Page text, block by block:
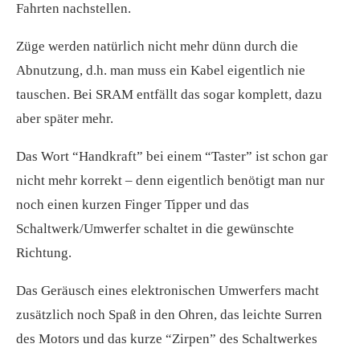
Fahrten nachstellen.
Züge werden natürlich nicht mehr dünn durch die
Abnutzung, d.h. man muss ein Kabel eigentlich nie
tauschen. Bei SRAM entfällt das sogar komplett, dazu
aber später mehr.
Das Wort “Handkraft” bei einem “Taster” ist schon gar
nicht mehr korrekt – denn eigentlich benötigt man nur
noch einen kurzen Finger Tipper und das
Schaltwerk/Umwerfer schaltet in die gewünschte
Richtung.
Das Geräusch eines elektronischen Umwerfers macht
zusätzlich noch Spaß in den Ohren, das leichte Surren
des Motors und das kurze “Zirpen” des Schaltwerkes